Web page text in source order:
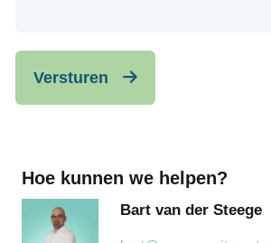
Versturen
Hoe kunnen we helpen?
Bart van der Steege